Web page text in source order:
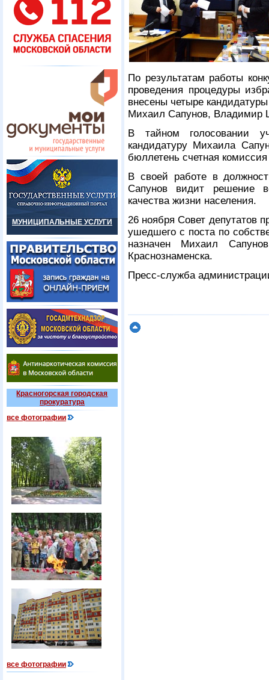
МУНИЦИПАЛЬНЫЕ УСЛУГИ
Красногорская городская
прокуратура
все фотографии
все фотографии
По результатам работы
проведения процедуры
внесены четыре
Михаил Сапунов, Владимир
В тайном голосовании
кандидатуру Михаила
бюллетень счетная
В своей работе в
Сапунов видит решение
качества жизни населения.
26 ноября Совет депутатов
ушедшего с поста по
назначен Михаил
Краснознаменска.
Пресс-служба